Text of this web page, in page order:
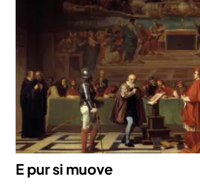
Afbeelding
E pur si muove